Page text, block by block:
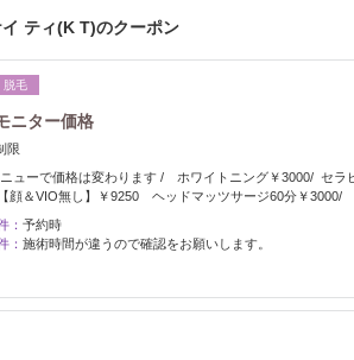
ティ(K T)のクーポン
脱毛
ニター価格
限
ューで価格は変わります / ホワイトニング￥3000/ セ
顔＆VIO無し】￥9250 ヘッドマッツサージ60分￥3000/
： 予約時
： 施術時間が違うので確認をお願いします。